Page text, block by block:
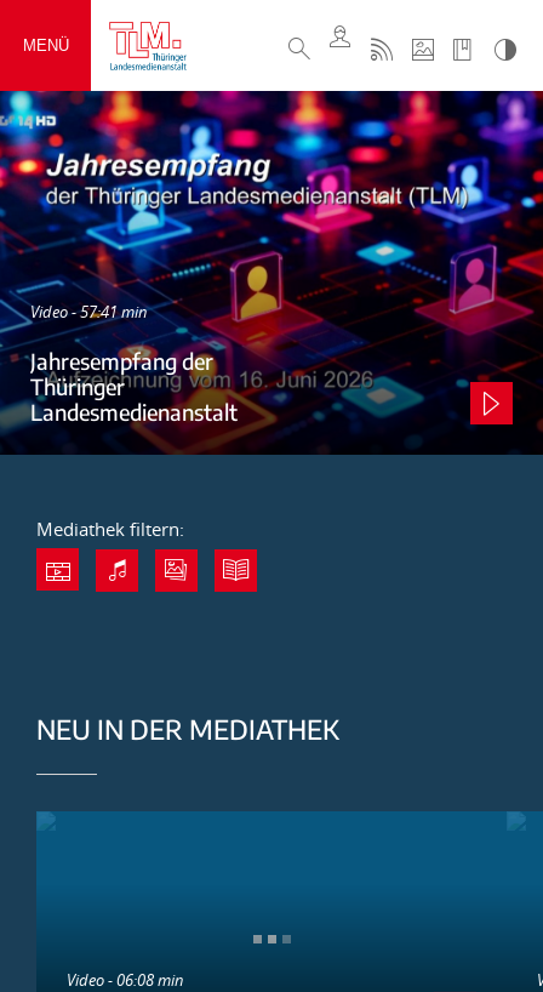
MENÜ
Video - 57:41 min
Jahresempfang der
Thüringer
Landesmedienanstalt
Mediathek filtern:
NEU IN DER MEDIATHEK
Video - 06:08 min